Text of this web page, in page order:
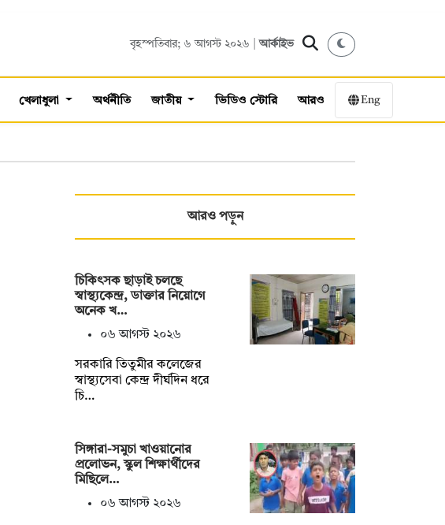
বৃহস্পতিবার; ৬ আগস্ট ২০২৬ |আর্কাইভ
খেলাধুলা অর্থনীতি জাতীয় ভিডিও স্টোরি আরও Eng
আরও পড়ুন
চিকিৎসক ছাড়াই চলছে
স্বাস্থ্যকেন্দ্র, ডাক্তার নিয়োগে
অনেক খ…
০৬ আগস্ট ২০২৬
সরকারি তিতুমীর কলেজের
স্বাস্থ্যসেবা কেন্দ্র দীর্ঘদিন ধরে
চি…
সিঙ্গারা-সমুচা খাওয়ানোর
প্রলোভন, স্কুল শিক্ষার্থীদের
মিছিলে…
০৬ আগস্ট ২০২৬